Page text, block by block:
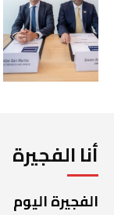
أنا الفجيرة
الفجيرة اليوم